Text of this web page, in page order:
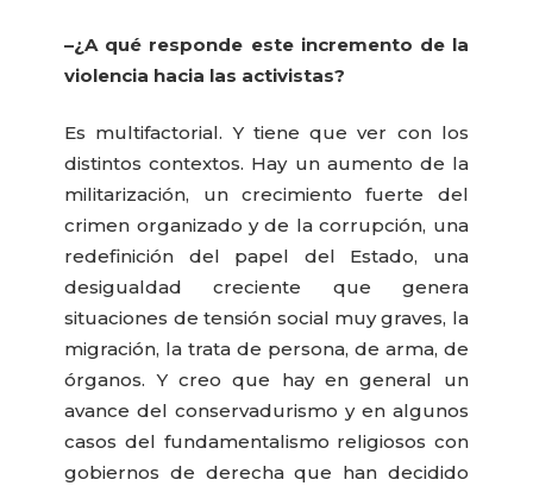
–¿A qué responde este incremento de la
violencia hacia las activistas?
Es multifactorial. Y tiene que ver con los
distintos contextos. Hay un aumento de la
militarización, un crecimiento fuerte del
crimen organizado y de la corrupción, una
redefinición del papel del Estado, una
desigualdad creciente que genera
situaciones de tensión social muy graves, la
migración, la trata de persona, de arma, de
órganos. Y creo que hay en general un
avance del conservadurismo y en algunos
casos del fundamentalismo religiosos con
gobiernos de derecha que han decidido